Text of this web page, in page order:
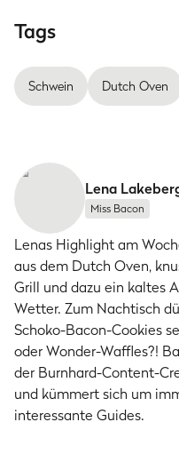
Tags
Schwein Dutch Oven
Lena
Miss Bacon
Lenas Highlight am
aus dem Dutch Oven,
Grill und dazu ein kaltes
Wetter. Zum Nachtisch
Schoko-Bacon-Cookies
oder Wonder-Waffles?!
der Burnhard-Content-
und kümmert sich um
interessante Guides.